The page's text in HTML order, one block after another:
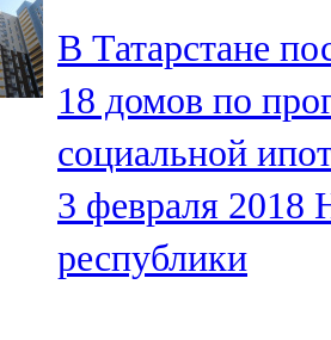
106,1 FM
Кама тамагы
71,51 FM
Кукмара
107,9 FM
В Татарстане
18 домов по
социальной
3 февраля 2018
республики